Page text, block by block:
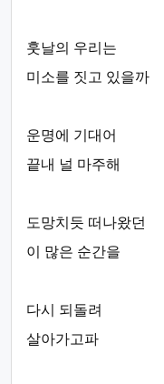
훗날의 우리는
미소를 짓고 있을까
운명에 기대어
끝내 널 마주해
도망치듯 떠나왔던
이 많은 순간을
다시 되돌려
살아가고파